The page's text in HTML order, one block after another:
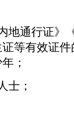
地通行证》
等有效证
；
士；